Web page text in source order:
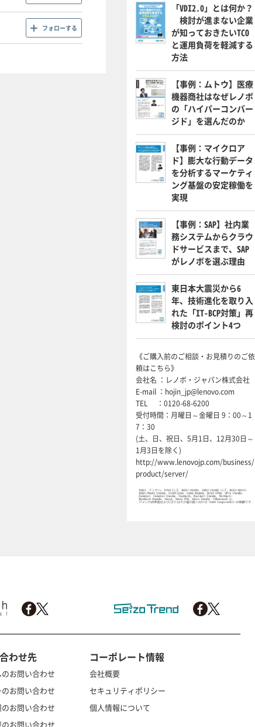
フォローする
「VDI2.0」とは何か？
検討が進まない企業
が知っておきたいTCO
と運用負荷を軽減する
方法
【事例：ムトウ】医療
機器商社はなぜレノボ
の「ハイパーコンバー
ジド」を選んだのか
【事例：マイクロア
ド】膨大な行動データ
を分析するマーケティ
ング基盤の安定稼働を
実現
【事例：SAP】社内業
務システムからクラウ
ドサービスまで、SAP
がレノボを選ぶ理由
東日本大震災から6
年、技術進化を取り入
れた「IT-BCP対策」再
検討のポイント4つ
《ご購入前のご相談・お見積りのご依
頼はこちら》
会社名 ：レノボ・ジャパン株式会社
E-mail ：hojin_jp@lenovo.com
TEL ：0120-68-6200
受付時間：月曜日～金曜日 9：00～1
7：30
(土、日、祝日、5月1日、12月30日～
1月3日を除く)
http://www.lenovojp.com/business/
product/server/
わせ先
お問い合わせ
お問い合わせ
お問い合わせ
お問い合わせ
コーポレート情報
会社概要
セキュリティポリシー
個人情報について